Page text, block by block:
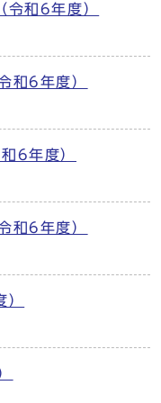
和6年度）
和6年度）
6年度）
和6年度）